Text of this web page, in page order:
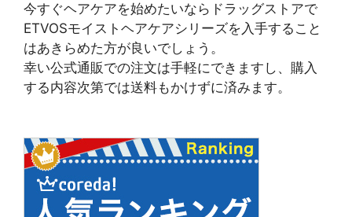
今すぐヘアケアを始めたいならドラッグストアで
ETVOSモイストヘアケアシリーズを入手すること
はあきらめた方が良いでしょう。
幸い公式通販での注文は手軽にできますし、購入
する内容次第では送料もかけずに済みます。